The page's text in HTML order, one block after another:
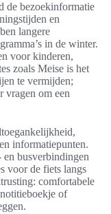
de bezoekinformatie
en
langere
in de winter.
voor kinderen,
zoals Meise is het
te vermijden;
vragen om een
informatiepunten.
en busverbindingen
voor de fiets langs
comfortabele
of